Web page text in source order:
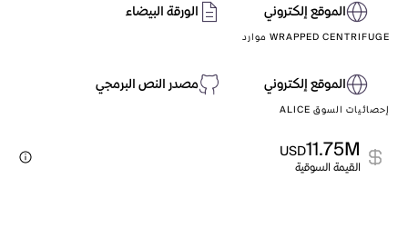
الموقع إلكتروني الورقة البيضاء
WRAPPED CENTRIFUGE موارد
الموقع إلكتروني مصدر النص البرمجي
إحصائيات السوق ALICE
11.75M
USD
القيمة السوقية